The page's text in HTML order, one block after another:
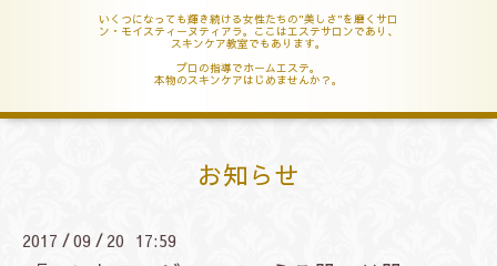
いくつになっても輝き続ける女性たちの"美しさ"を磨くサロ
ン・モイスティーヌティアラ。ここはエステサロンであり、
スキンケア教室でもあります。
プロの指導でホームエステ。
本物のスキンケアはじめませんか？。
お知らせ
2017 /09 / 20 17:59